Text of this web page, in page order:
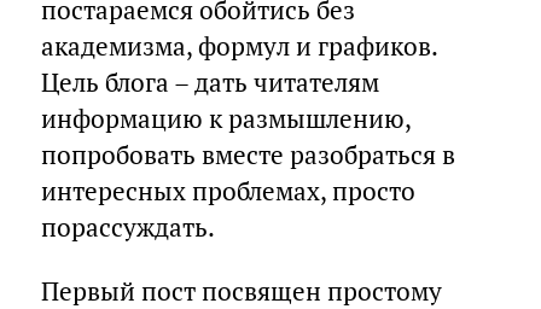
постараемся обойтись без
академизма, формул и графиков.
Цель блога – дать читателям
информацию к размышлению,
попробовать вместе разобраться в
интересных проблемах, просто
порассуждать.
Первый пост посвящен простому